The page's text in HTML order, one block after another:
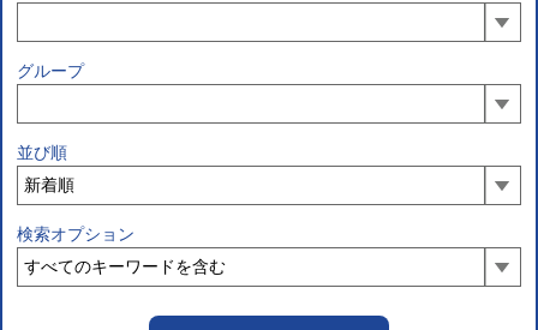
グループ
並び順
検索オプション